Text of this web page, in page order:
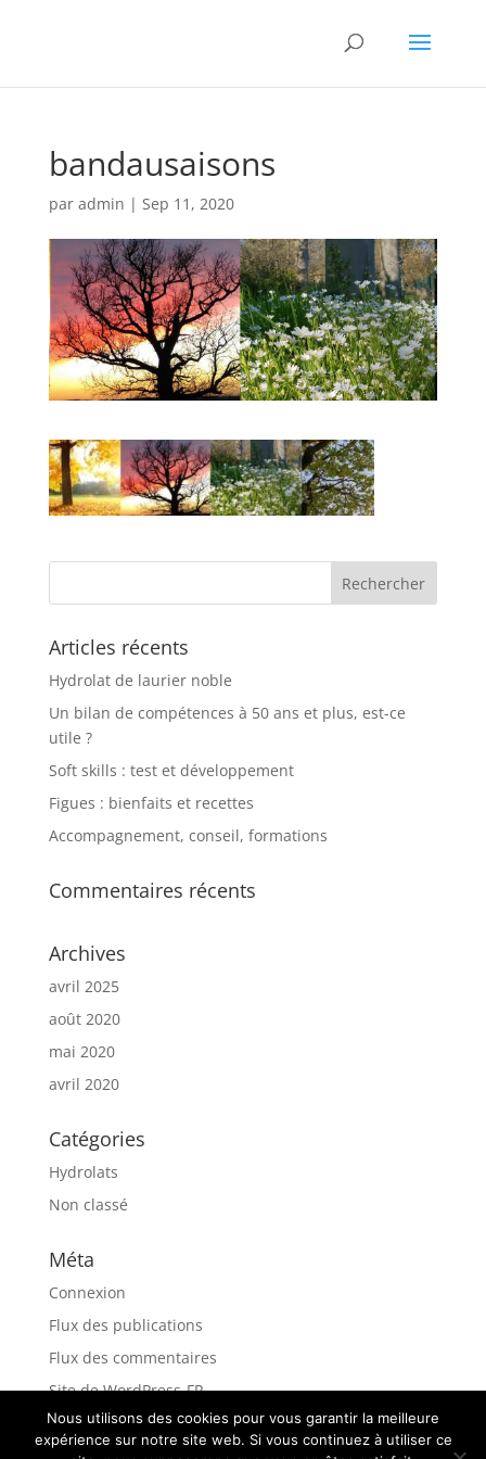
bandausaisons
par admin | Sep 11, 2020
Articles récents
Hydrolat de laurier noble
Un bilan de compétences à 50 ans et plus, est-ce
utile ?
Soft skills : test et développement
Figues : bienfaits et recettes
Accompagnement, conseil, formations
Commentaires récents
Archives
avril 2025
août 2020
mai 2020
avril 2020
Catégories
Hydrolats
Non classé
Méta
Connexion
Flux des publications
Flux des commentaires
Site de WordPress-FR
Nous utilisons des cookies pour vous garantir la meilleure
expérience sur notre site web. Si vous continuez à utiliser ce